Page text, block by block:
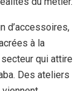
d’accessoires,
à la
qui attire
Des ateliers